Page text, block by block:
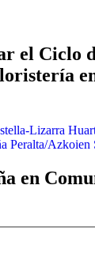
el Ciclo
Lizarra
Peralta/Azkoien
en